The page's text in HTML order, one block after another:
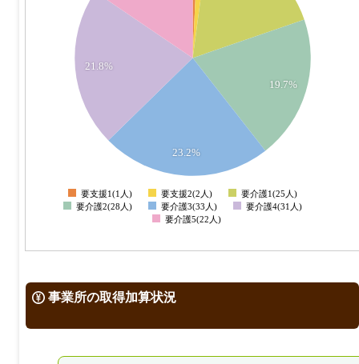
19.7%
23.2%
21.8%
0
要支援1(1人) 要支援2(2人)
要介護1(25人)
要介護2(28人)
要介護3(33人)
要介護4(31人)
要介護5(22人)
事業所の取得加算状況